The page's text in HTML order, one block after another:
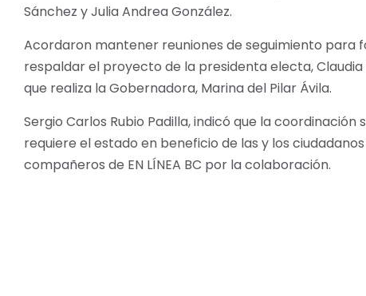
Sánchez y Julia Andrea González.
Acordaron mantener reuniones de seguimiento
respaldar el proyecto de la presidenta electa,
que realiza la Gobernadora, Marina del Pilar Ávila.
Sergio Carlos Rubio Padilla, indicó que la
requiere el estado en beneficio de las y los
compañeros de EN LÍNEA BC por la colaboración.